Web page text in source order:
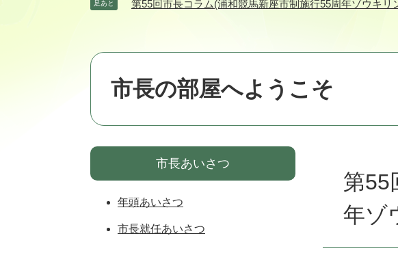
足あと 第55回市長コラム(浦和競馬新座市制施行55周年ゾウキリ
市長の部屋へようこそ
第55
年ゾ
市長あいさつ
年頭あいさつ
市長就任あいさつ